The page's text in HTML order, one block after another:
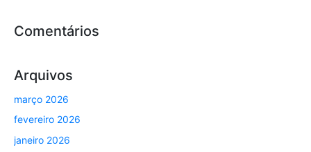
Comentários
Arquivos
março 2026
fevereiro 2026
janeiro 2026